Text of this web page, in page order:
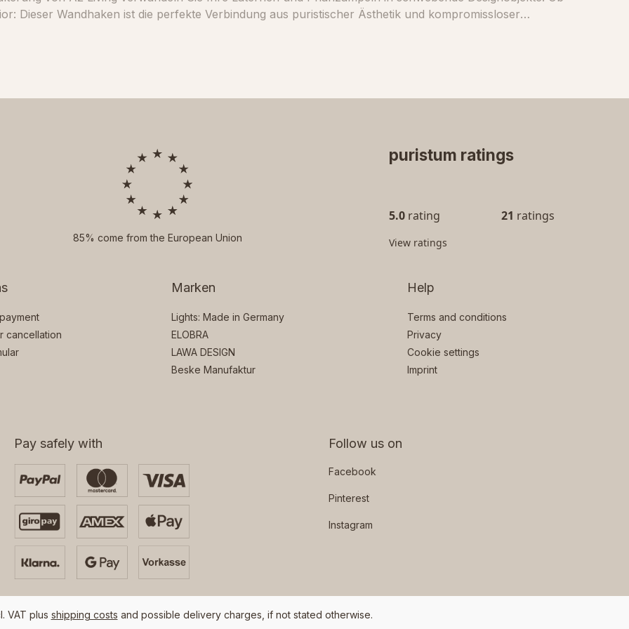
von ca. 0,9 kg
Die Kombination aus Feuerverzinkung und Pulverbeschichtung
sorgt dafür, dass die Halterung über Jahre hinweg ihre edle Optik behält – ohne Rost, ohne Kompromisse.
85% come from the European Union
puristum ratings
5.0 rating 21 ratings
View ratings
cancellation
Marken
Lights: Made in Germany
ELOBRA
LAWA DESIGN
Beske Manufaktur
Help
Terms and conditions
Privacy
Cookie settings
Imprint
Pay safely with Follow us on
Facebook
Pinterest
Instagram
VAT plus shipping costs and possible delivery charges, if not stated otherwise.